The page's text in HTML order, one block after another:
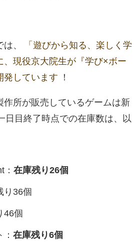
、
「遊びから知る、楽しく学
、現役京大院生が『学び×ボー
発しています ！
作所が販売しているゲームは新
日目終了時点での在庫数は、以
在庫残り26個
り36個
46個
在庫残り6個